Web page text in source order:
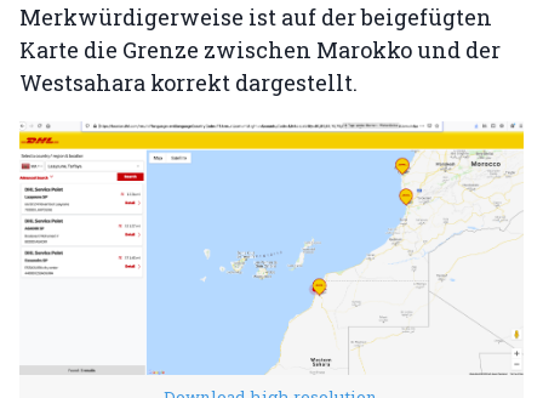
Merkwürdigerweise ist auf der beigefügten
Karte die Grenze zwischen Marokko und der
Westsahara korrekt dargestellt.